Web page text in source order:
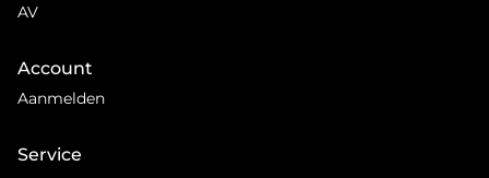
AV
Account
Aanmelden
Service